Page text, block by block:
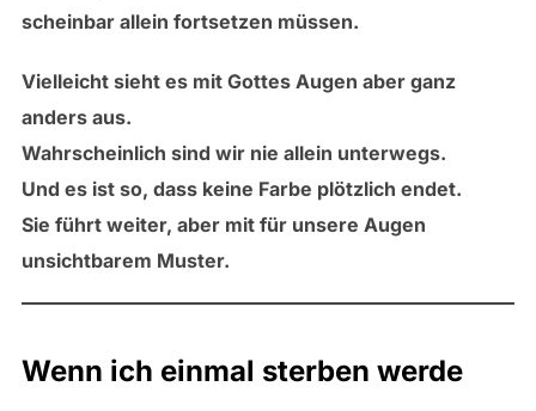
scheinbar allein fortsetzen müssen.
Vielleicht sieht es mit Gottes Augen aber ganz
anders aus.
Wahrscheinlich sind wir nie allein unterwegs.
Und es ist so, dass keine Farbe plötzlich endet.
Sie führt weiter, aber mit für unsere Augen
unsichtbarem Muster.
Wenn ich einmal sterben werde